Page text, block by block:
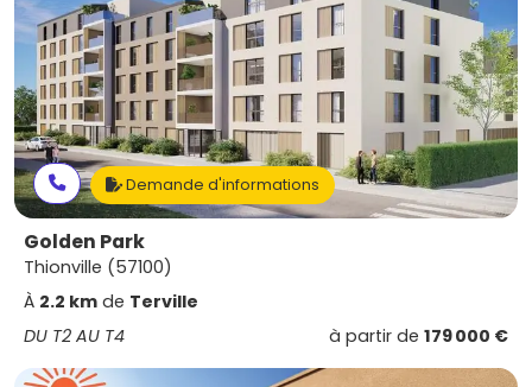
Demande d'informations
Golden Park
Thionville (57100)
À 2.2 km de Terville
DU T2 AU T4
à partir de 179 000 €